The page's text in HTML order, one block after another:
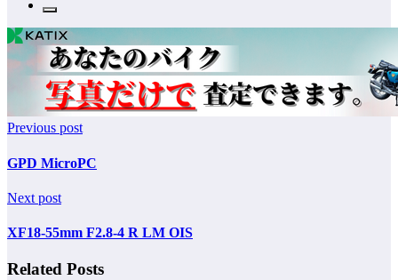
Previous post
GPD MicroPC
Next post
XF18-55mm F2.8-4 R LM OIS
Related Posts